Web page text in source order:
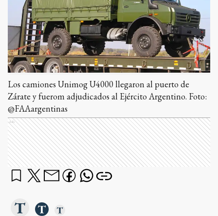
Los camiones Unimog U4000 llegaron al puerto de
Zárate y fuerom adjudicados al Ejército Argentino. Foto:
@FAAargentinas
Ads